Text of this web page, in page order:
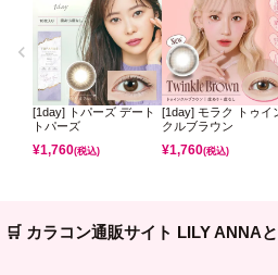
[1day] トパーズ デート
トパーズ
¥1,760(税込)
[1day] モラク トゥイ
クルブラウン
¥1,760(税込)
🛒 カラコン通販サイト LILY ANNA